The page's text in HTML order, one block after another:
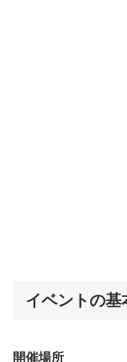
イベントの基
開催場所